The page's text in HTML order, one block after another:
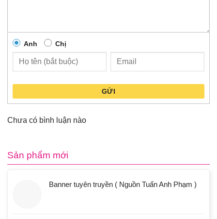
Anh Chị
GỬI
Chưa có bình luận nào
Sản phẩm mới
Banner tuyên truyền ( Nguồn Tuấn Anh Phạm )